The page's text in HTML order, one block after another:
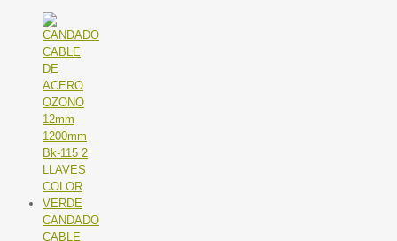
CANDADO
CABLE